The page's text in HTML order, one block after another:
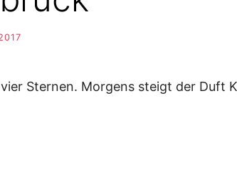
K
Sternen. Morgens steigt der Duft